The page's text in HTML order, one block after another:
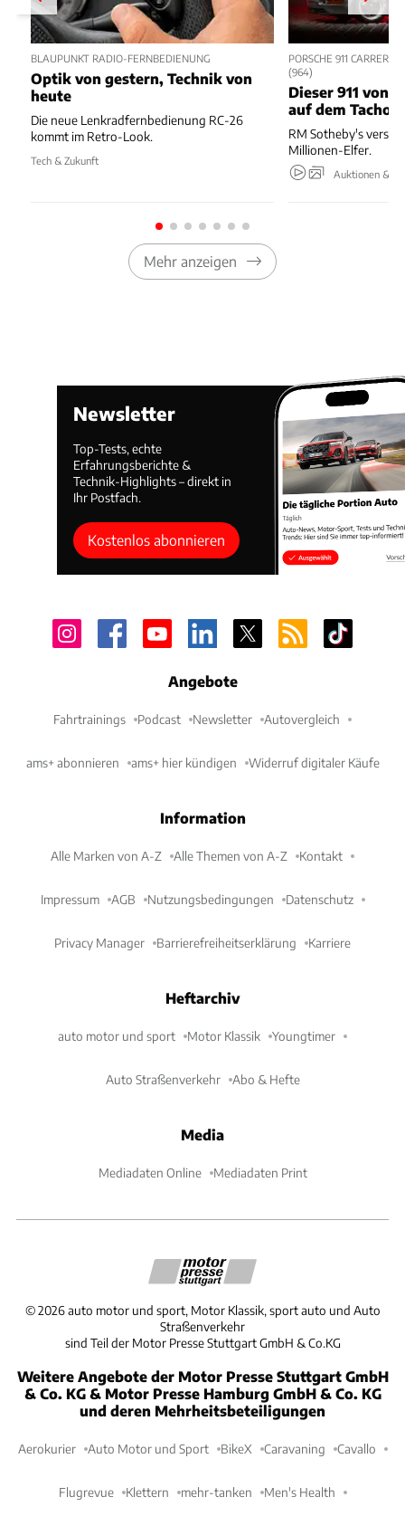
BLAUPUNKT RADIO-FERNBEDIENUNG
Optik von gestern, Technik von
heute
Die neue Lenkradfernbedienung RC-26
kommt im Retro-Look.
Tech & Zukunft
PORSCHE 911 CARRERA
964)
Dieser 911 von
auf dem Tacho
RM Sotheby's
Millionen-Elfer.
Auktionen &
Mehr anzeigen
Newsletter
Top-Tests, echte
Erfahrungsberichte &
Technik-Highlights – direkt in
Ihr Postfach.
Kostenlos abonnieren
Angebote
Fahrtrainings Podcast Newsletter Autovergleich
ams+ abonnieren ams+ hier kündigen Widerruf digitaler Käufe
Information
Alle Marken von A-Z Alle Themen von A-Z Kontakt
Impressum AGB Nutzungsbedingungen Datenschutz
Privacy Manager Barrierefreiheitserklärung Karriere
Heftarchiv
auto motor und sport Motor Klassik Youngtimer
Auto Straßenverkehr Abo & Hefte
Media
Mediadaten Online Mediadaten Print
©2026 auto motor und sport, Motor Klassik, sport auto und Auto
Straßenverkehr
sind Teil der Motor Presse Stuttgart GmbH & Co.KG
Weitere Angebote der Motor Presse Stuttgart GmbH
& Co. KG & Motor Presse Hamburg GmbH & Co. KG
und deren Mehrheitsbeteiligungen
Aerokurier Auto Motor und Sport BikeX Caravaning Cavallo
Flugrevue Klettern mehr-tanken Men's Health